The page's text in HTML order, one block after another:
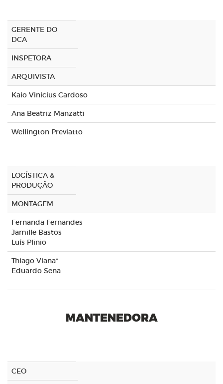
GERENTE DO
DCA
INSPETORA
ARQUIVISTA
Kaio Vinicius Cardoso
Ana Beatriz Manzatti
Wellington Previatto
LOGÍSTICA &
PRODUÇÃO
MONTAGEM
Fernanda Fernandes
Jamille Bastos
Luís Plinio
Thiago Viana*
Eduardo Sena
MANTENEDORA
CEO